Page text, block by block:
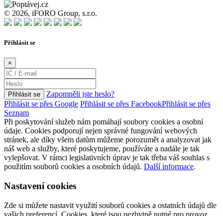
© 2026, iFORO Group, s.r.o.
Příhlásit se
×
Přihlásit se
Zapomněli jste heslo?
Přihlásit se přes Google Přihlásit se přes FacebookPřihlásit se přes
Seznam
Při poskytování služeb nám pomáhají soubory cookies a osobní
údaje. Cookies podporují nejen správné fungování webových
stránek, ale díky všem datům můžeme porozumět a analyzovat jak
náš web a služby, které poskytujeme, používáte a nadále je tak
vylepšovat. V rámci legislativních úprav je tak třeba váš souhlas s
použitím souborů cookies a osobních údajů. Další informace.
Nastavení cookies
Zde si můžete nastavit využití souborů cookies a ostatních údajů dle
vašich preferencí. Cookies, které jsou nezbytně nutné pro provoz